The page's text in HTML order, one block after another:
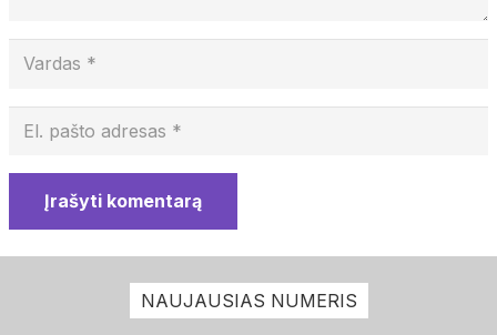
Įrašyti komentarą
NAUJAUSIAS NUMERIS